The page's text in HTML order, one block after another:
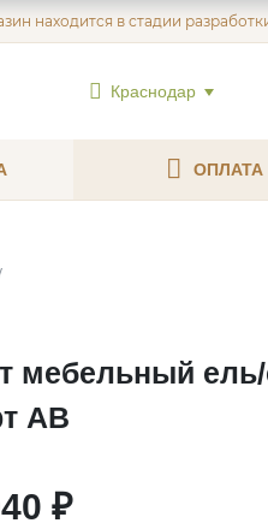
находится в стадии
Краснодар
ОПЛАТА
мебельный ель/
АВ
₽